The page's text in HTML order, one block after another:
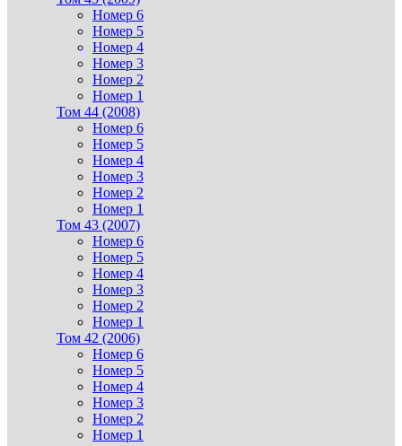
Номер 6
Номер 5
Номер 4
Номер 3
Номер 2
Номер 1
Том 44 (2008)
Номер 6
Номер 5
Номер 4
Номер 3
Номер 2
Номер 1
Том 43 (2007)
Номер 6
Номер 5
Номер 4
Номер 3
Номер 2
Номер 1
Том 42 (2006)
Номер 6
Номер 5
Номер 4
Номер 3
Номер 2
Номер 1